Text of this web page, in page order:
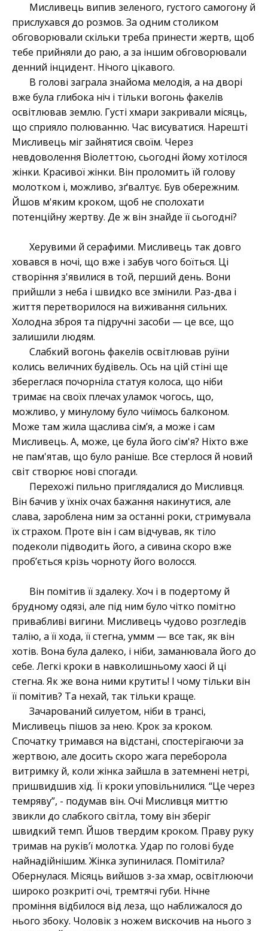
Мисливець випив зеленого, густого самогону й
прислухався до розмов. За одним столиком
обговорювали скільки треба принести жертв, щоб
тебе прийняли до раю, а за іншим обговорювали
денний інцидент. Нічого цікавого.
В голові заграла знайома мелодія, а на дворі
вже була глибока ніч і тільки вогонь факелів
освітлював землю. Густі хмари закривали місяць,
що сприяло полюванню. Час висуватися. Нарешті
Мисливець міг зайнятися своїм. Через
невдоволення Віолеттою, сьогодні йому хотілося
жінки. Красивої жінки. Він проломить їй голову
молотком і, можливо, зґвалтує. Був обережним.
Йшов м'яким кроком, щоб не сполохати
потенційну жертву. Де ж він знайде її сьогодні?
Херувими й серафими. Мисливець так довго
ховався в ночі, що вже і забув чого боїться. Ці
створіння з'явилися в той, перший день. Вони
прийшли з неба і швидко все змінили. Раз-два і
життя перетворилося на виживання сильних.
Холодна зброя та підручні засоби — це все, що
залишили людям.
Слабкий вогонь факелів освітлював руїни
колись величних будівель. Ось на цій стіні ще
збереглася почорніла статуя колоса, що ніби
тримає на своїх плечах уламок чогось, що,
можливо, у минулому було чиїмось балконом.
Може там жила щаслива сім’я, а може і сам
Мисливець. А, може, це була його сім'я? Ніхто вже
не пам'ятав, що було раніше. Все стерлося й новий
світ створює нові спогади.
Перехожі пильно приглядалися до Мисливця.
Він бачив у їхніх очах бажання накинутися, але
слава, зароблена ним за останні роки, стримувала
їх страхом. Проте він і сам відчував, як тіло
подеколи підводить його, а сивина скоро вже
проб’ється крізь чорноту його волосся.
Він помітив її здалеку. Хоч і в подертому й
брудному одязі, але під ним було чітко помітно
привабливі вигини. Мисливець чудово розгледів
талію, а її хода, її стегна, уммм — все так, як він
хотів. Вона була далеко, і ніби, заманювала його до
себе. Легкі кроки в навколишньому хаосі й ці
стегна. Як же вона ними крутить! І чому тільки він
її помітив? Та нехай, так тільки краще.
Зачарований силуетом, ніби в трансі,
Мисливець пішов за нею. Крок за кроком.
Спочатку тримався на відстані, спостерігаючи за
жертвою, але досить скоро жага переборола
витримку й, коли жінка зайшла в затемнені нетрі,
пришвидшив хід. Її кроки уповільнилися. “Це через
темряву”, - подумав він. Очі Мисливця миттю
звикли до слабкого світла, тому він зберіг
швидкий темп. Йшов твердим кроком. Праву руку
тримав на руків’ї молотка. Удар по голові буде
найнадійнішим. Жінка зупинилася. Помітила?
Обернулася. Місяць вийшов з-за хмар, освітлюючи
широко розкриті очі, тремтячі губи. Нічне
проміння відбилося від леза, що наближалося до
нього збоку. Чоловік з ножем вискочив на нього з